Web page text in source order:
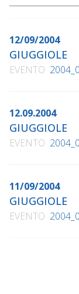
12/09/2004
GIUGGIOLE
EVENTO
12.09.2004
GIUGGIOLE
EVENTO
11/09/2004
GIUGGIOLE
EVENTO